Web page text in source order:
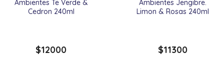
Ambientes Te Verde &
Cedron 240ml
$12000
Ambientes Jengibre.
Limon & Rosas 240ml
$11300